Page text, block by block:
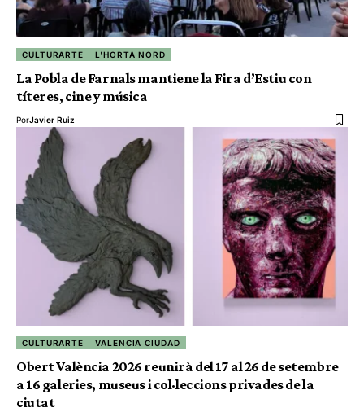
CULTURARTE L'HORTA NORD
La Pobla de Farnals mantiene la Fira d’Estiu con
títeres, cine y música
PorJavier Ruiz
CULTURARTE VALENCIA CIUDAD
Obert València 2026 reunirà del 17 al 26 de setembre
a 16 galeries, museus i col·leccions privades de la
ciutat